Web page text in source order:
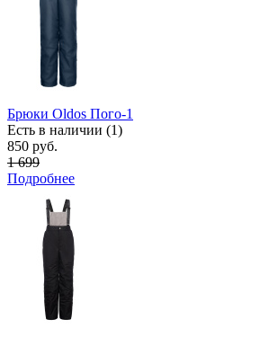
Брюки Oldos Пого-1
Есть в наличии (1)
850 руб.
1 699
Подробнее